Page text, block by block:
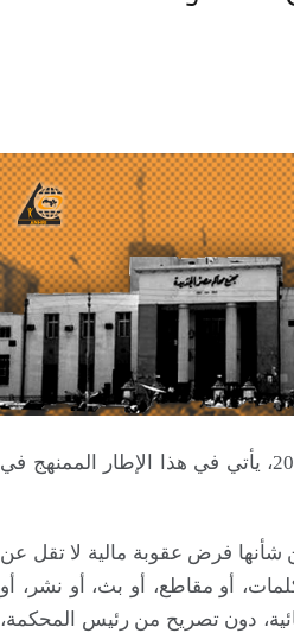
العقوبات، المنشور في الجريدة الرسمية المصرية في 13 يونيو 2021، يأتي في هذا الإطار الممنهج في
من شأنها فرض عقوبة مالية لا تقل عن
أو سجل كلمات، أو مقاطع، أو بث، أو نشر، أو
دون تصريح من رئيس المحكمة،